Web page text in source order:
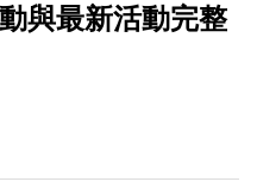
與最新活動完整